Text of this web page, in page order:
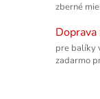
zberné
pre balíky
zadarmo